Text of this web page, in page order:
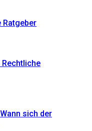
Ratgeber
Rechtliche
sich der